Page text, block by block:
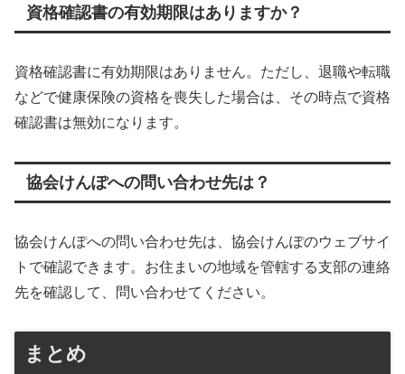
資格確認書の有効期限はありますか？
資格確認書に有効期限はありません。ただし、退職や転職
などで健康保険の資格を喪失した場合は、その時点で資格
確認書は無効になります。
協会けんぽへの問い合わせ先は？
協会けんぽへの問い合わせ先は、協会けんぽのウェブサイ
トで確認できます。お住まいの地域を管轄する支部の連絡
先を確認して、問い合わせてください。
まとめ